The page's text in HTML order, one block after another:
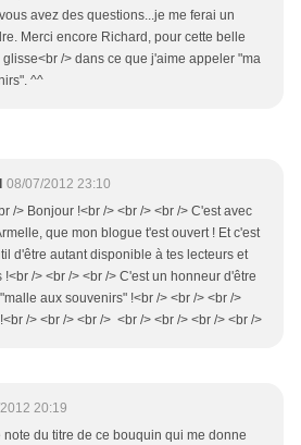
avez des questions...je me ferai un
Merci encore Richard, pour cette belle
/> dans ce que j'aime appeler "ma
^^
08/07/2012 23:10
/> Bonjour !<br /> <br /> <br /> C'est avec
que mon blogue t'est ouvert ! Et c'est
d'être autant disponible à tes lecteurs et
!<br /> <br /> <br /> C'est un honneur d'être
aux souvenirs" !<br /> <br /> <br />
/> <br /> <br /> <br /> <br /> <br /> <br />
20:19
du titre de ce bouquin qui me donne